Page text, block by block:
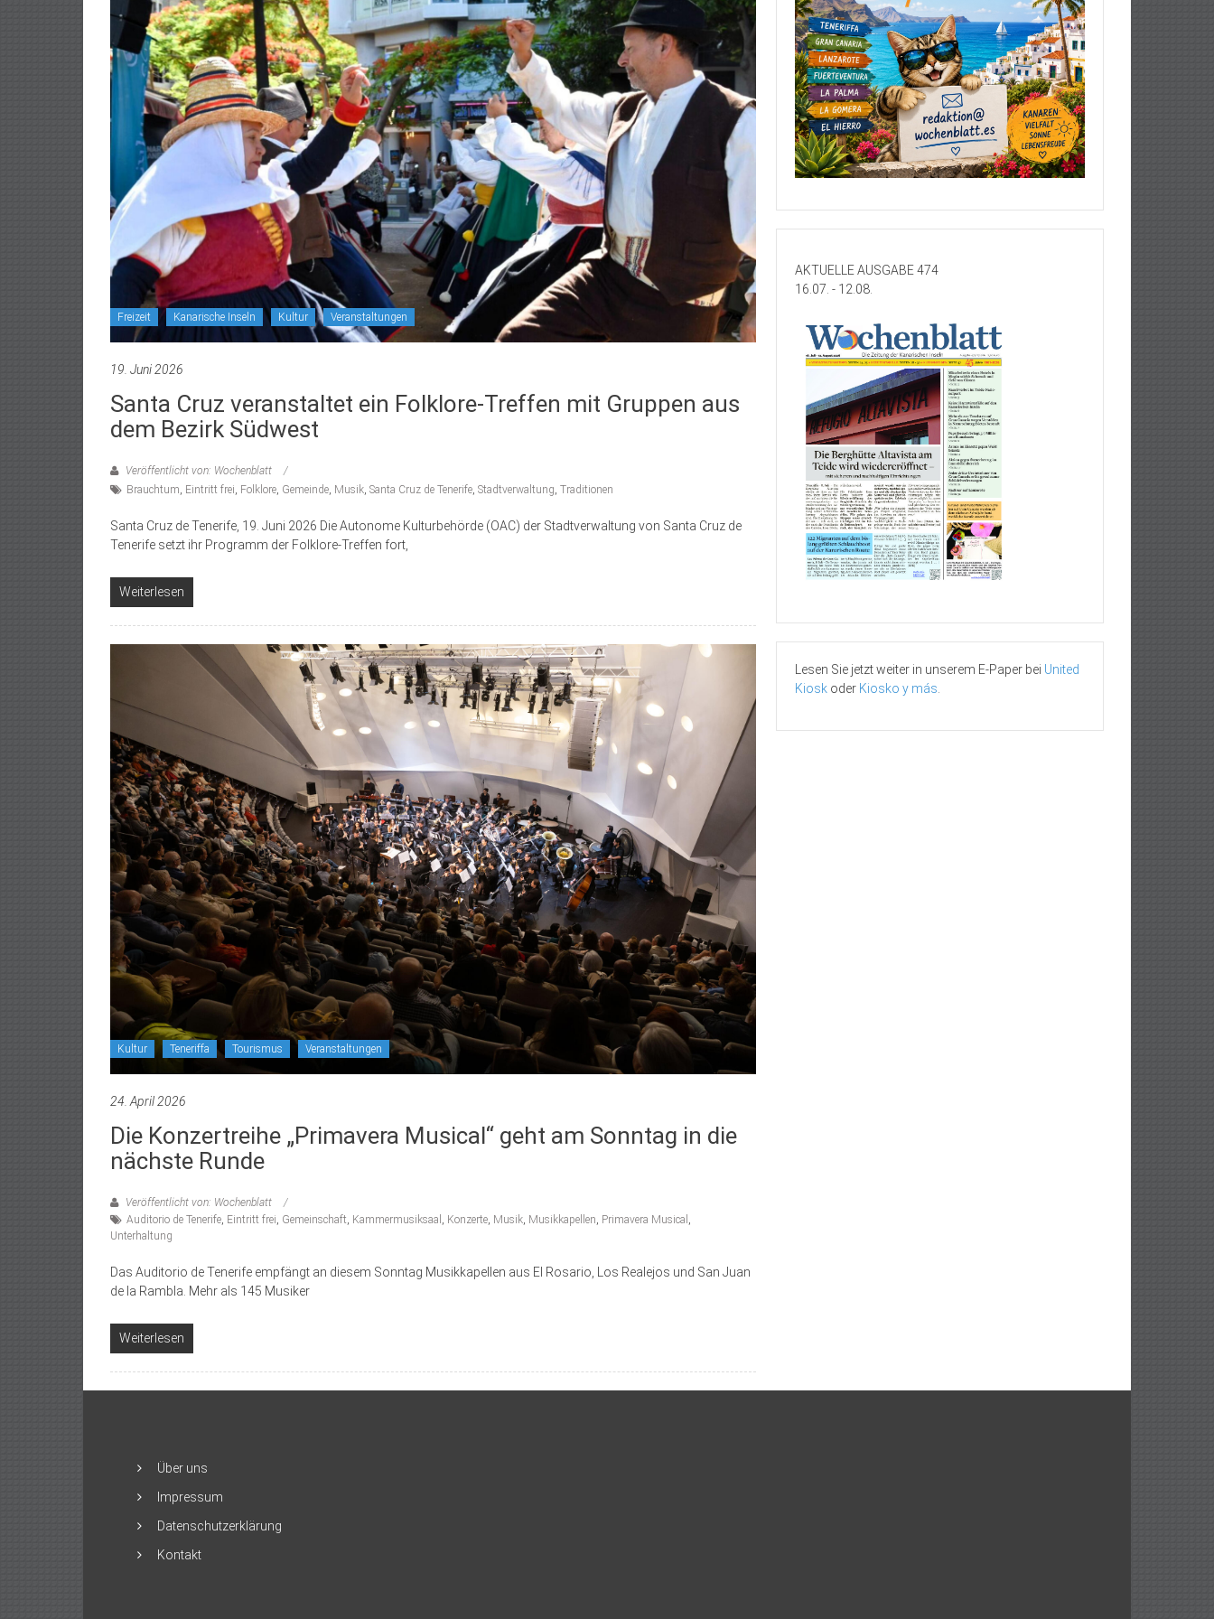
Freizeit Kanarische Inseln Kultur Veranstaltungen
19. Juni 2026
Santa Cruz veranstaltet ein Folklore-Treffen mit Gruppen aus
dem Bezirk Südwest
Veröffentlicht von: Wochenblatt
Brauchtum Eintritt frei Folklore Gemeinde Musik Santa Cruz de Tenerife Stadtverwaltung Traditionen
Santa Cruz de Tenerife, 19. Juni 2026 Die Autonome Kulturbehörde (OAC) der Stadtverwaltung von Santa Cruz de
Tenerife setzt ihr Programm der Folklore-Treffen fort,
Weiterlesen
Kultur Teneriffa Tourismus Veranstaltungen
24. April 2026
Die Konzertreihe „Primavera Musical“ geht am Sonntag in die
nächste Runde
Veröffentlicht von: Wochenblatt
Auditorio de Tenerife, Eintritt frei, Gemeinschaft, Kammermusiksaal , Konzerte, Musik, Musikkapellen, Primavera Musical ,
Unterhaltung
Das Auditorio de Tenerife empfängt an diesem Sonntag Musikkapellen aus El Rosario, Los Realejos und San Juan
de la Rambla. Mehr als 145 Musiker
Weiterlesen
AKTUELLE AUSGABE 474
16.07. - 12.08.
Lesen Sie jetzt weiter in unserem E-Paper bei United
Kiosk oder Kiosko y más
Über uns
Impressum
Datenschutzerklärung
Kontakt